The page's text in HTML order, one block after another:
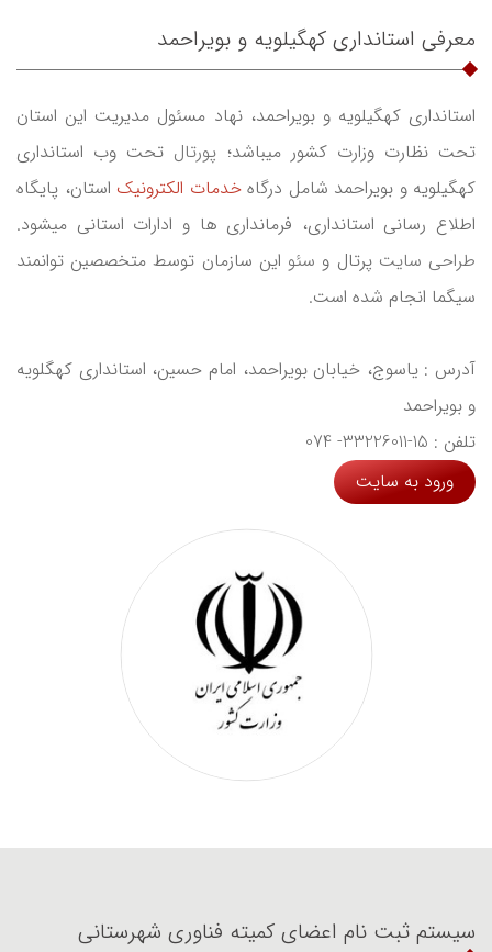
معرفی استانداری کهگیلویه و بویراحمد
استانداری کهگیلویه و بویراحمد، نهاد مسئول مدیریت این استان
تحت نظارت وزارت کشور میباشد؛ پورتال تحت وب استانداری
کهگیلویه و بویراحمد شامل درگاهخدمات الکترونیک استان، پایگاه
اطلاع رسانی استانداری، فرمانداری ها و ادارات استانی میشود.
طراحی سایت پرتال و سئو این سازمان توسط متخصصین توانمند
سیگما انجام شده است.
آدرس : یاسوج، خیابان بویراحمد، امام حسین، استانداری کهگلویه
و بویراحمد
تلفن : 15-33226011- 074
ورود به سایت
سیستم ثبت نام اعضای کمیته فناوری شهرستانی